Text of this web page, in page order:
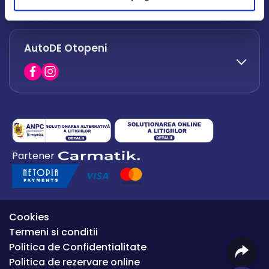
office.afumati@autode.ro
0730 063 852
0730 063 851
AutoDE Otopeni
0754 649 360
office.premium@autode.ro
Partener
Cookies
Termeni si conditii
Politica de Confidentialitate
Politica de rezervare online